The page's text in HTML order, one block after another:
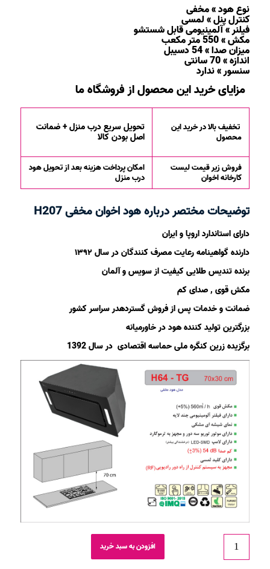
نوع هود » مخفی
کنترل پنل » لمسی
فیلنر » آلمینیومی قابل شستشو
مکش » 550 متر مکعب
میزان صدا » 54 دسیبل
اندازه » 70 سانتی
سنسور » ندارد
مزایای خرید این محصول از فروشگاه ما
تخفیف بالا در خرید این
محصول
تحویل سریع درب منزل + ضمانت
اصل بودن کالا
فروش زیر قیمت لیست
کارخانه اخوان
امکان پرداخت هزینه بعد از تحویل هود
درب منزل
توضیحات مختصر درباره هود اخوان مخفی H207
دارای استاندارد اروپا و ایران
دارنده گواهینامه رعایت مصرف کنندگان در سال ۱۳۹۲
برنده تندیس طلایی کیفیت از سویس و آلمان
مکش قوی , صدای کم
ضمانت و خدمات پس از فروش گستردهدر سراسر کشور
بزرگترین تولید کننده هود در خاورمیانه
برگزیده زرین کنگره ملی حماسه اقتصادی در سال 1392
افزودن به سبد خرید